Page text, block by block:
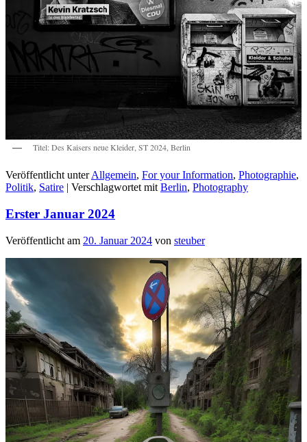
Titel: Des Kaisers neue Kleider, ST 2024, Berlin
Veröffentlicht unter Allgemein, For your Information, Photographie,
Politik, Satire | Verschlagwortet mit Berlin, Photography
Erster Januar 2024
Veröffentlicht am 20. Januar 2024 von steuber